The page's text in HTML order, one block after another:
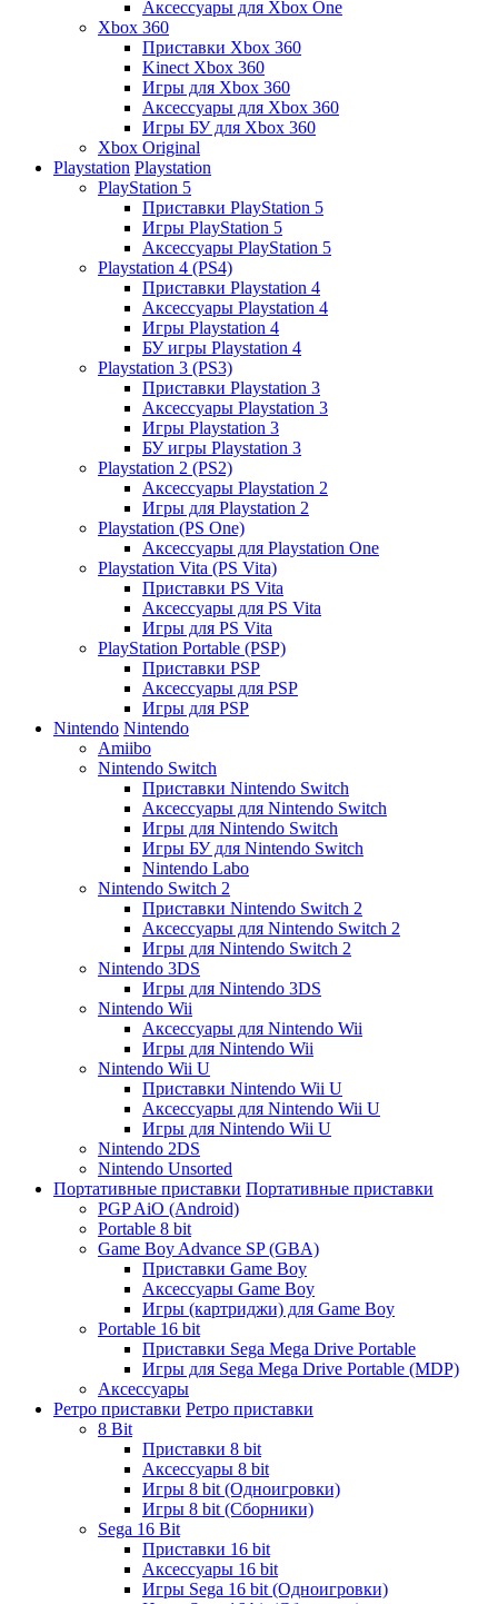
Аксессуары для Xbox One
Xbox 360
Приставки Xbox 360
Kinect Xbox 360
Игры для Xbox 360
Аксессуары для Xbox 360
Игры БУ для Xbox 360
Xbox Original
Playstation Playstation
PlayStation 5
Приставки PlayStation 5
Игры PlayStation 5
Аксессуары PlayStation 5
Playstation 4 (PS4)
Приставки Playstation 4
Аксессуары Playstation 4
Игры Playstation 4
БУ игры Playstation 4
Playstation 3 (PS3)
Приставки Playstation 3
Аксессуары Playstation 3
Игры Playstation 3
БУ игры Playstation 3
Playstation 2 (PS2)
Аксессуары Playstation 2
Игры для Playstation 2
Playstation (PS One)
Аксессуары для Playstation One
Playstation Vita (PS Vita)
Приставки PS Vita
Аксессуары для PS Vita
Игры для PS Vita
PlayStation Portable (PSP)
Приставки PSP
Аксессуары для PSP
Игры для PSP
Nintendo Nintendo
Amiibo
Nintendo Switch
Приставки Nintendo Switch
Аксессуары для Nintendo Switch
Игры для Nintendo Switch
Игры БУ для Nintendo Switch
Nintendo Labo
Nintendo Switch 2
Приставки Nintendo Switch 2
Аксессуары для Nintendo Switch 2
Игры для Nintendo Switch 2
Nintendo 3DS
Игры для Nintendo 3DS
Nintendo Wii
Аксессуары для Nintendo Wii
Игры для Nintendo Wii
Nintendo Wii U
Приставки Nintendo Wii U
Аксессуары для Nintendo Wii U
Игры для Nintendo Wii U
Nintendo 2DS
Nintendo Unsorted
Портативные приставки Портативные приставки
PGP AiO (Android)
Portable 8 bit
Game Boy Advance SP (GBA)
Приставки Game Boy
Аксессуары Game Boy
Игры (картриджи) для Game Boy
Portable 16 bit
Приставки Sega Mega Drive Portable
Игры для Sega Mega Drive Portable (MDP)
Аксессуары
Ретро приставки Ретро приставки
8 Bit
Приставки 8 bit
Аксессуары 8 bit
Игры 8 bit (Одноигровки)
Игры 8 bit (Сборники)
Sega 16 Bit
Приставки 16 bit
Аксессуары 16 bit
Игры Sega 16 bit (Одноигровки)